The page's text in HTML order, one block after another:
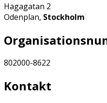
Hagagatan 2
Odenplan, Stockholm
802000-8622
Kontakt